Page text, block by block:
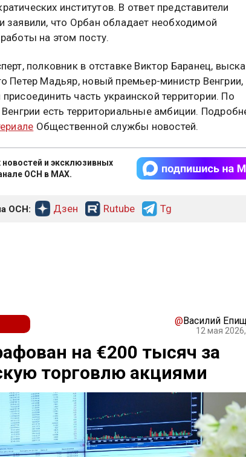
институтов. В ответ представители
заявили, что Орбан обладает необходимой
на этом посту.
полковник в отставке Виктор Баранец,
Петер Мадьяр, новый премьер-министр Венгрии,
часть украинской территории. По
есть территориальные амбиции.
Общественной службы новостей.
и эксклюзивных
ОСН в MAX.
ОСН: Дзен Rutube Tg
@Василий
12 мая
на €200 тысяч за
торговлю акциями